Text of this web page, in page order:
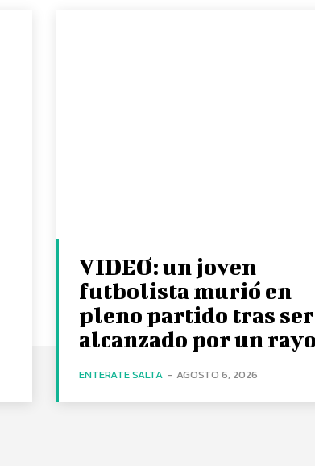
VIDEO: un joven
futbolista murió en
pleno partido tras ser
alcanzado por un rayo
ENTERATE SALTA - AGOSTO 6, 2026